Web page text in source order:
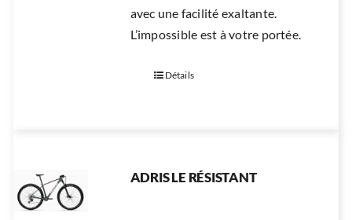
avec une facilité exaltante.
L’impossible est à votre portée.
Détails
ADRIS LE RÉSISTANT